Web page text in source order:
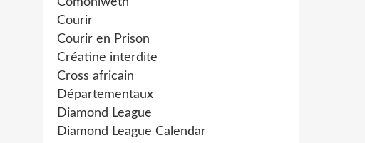
Courir
Courir en Prison
Créatine interdite
Cross africain
Départementaux
Diamond League
Diamond League Calendar